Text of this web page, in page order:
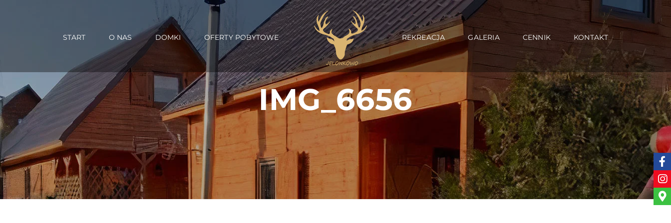
START O NAS DOMKI OFERTY POBYTOWE REKREACJA GALERIA CENNIK KONTAKT
IMG_6656